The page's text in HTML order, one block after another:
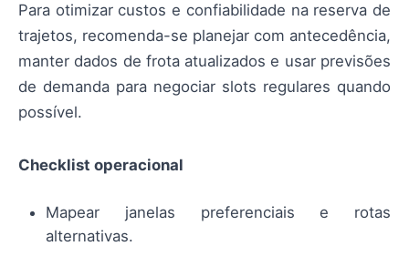
Para otimizar custos e confiabilidade na reserva de
trajetos, recomenda-se planejar com antecedência,
manter dados de frota atualizados e usar previsões
de demanda para negociar slots regulares quando
possível.
Checklist operacional
Mapear janelas preferenciais e rotas
alternativas.